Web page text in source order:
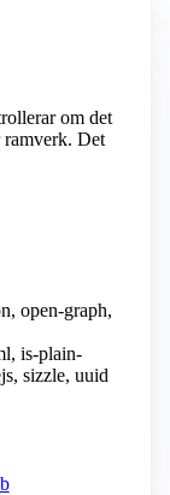
om det
ramverk. Det
open-graph,
is-plain-
sizzle, uuid